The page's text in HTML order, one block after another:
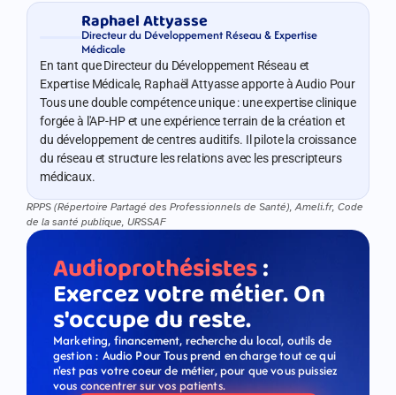
Raphael Attyasse
Directeur du Développement Réseau & Expertise
Médicale
En tant que Directeur du Développement Réseau et
Expertise Médicale, Raphaël Attyasse apporte à Audio Pour
Tous une double compétence unique : une expertise clinique
forgée à l'AP-HP et une expérience terrain de la création et
du développement de centres auditifs. Il pilote la croissance
du réseau et structure les relations avec les prescripteurs
médicaux.
RPPS (Répertoire Partagé des Professionnels de Santé), Ameli.fr, Code
de la santé publique, URSSAF
Audioprothésistes :
Exercez votre métier. On
s'occupe du reste.
Marketing, financement, recherche du local, outils de
gestion : Audio Pour Tous prend en charge tout ce qui
n'est pas votre coeur de métier, pour que vous puissiez
vous concentrer sur vos patients.